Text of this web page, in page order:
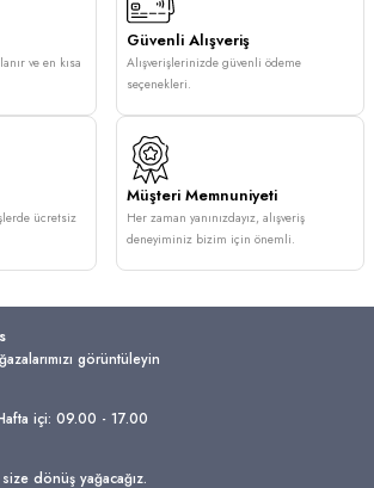
ve en kısa
Güvenli Alışveriş
Alışverişlerinizde güvenli ödeme
seçenekleri.
ücretsiz
Müşteri Memnuniyeti
Her zaman yanınızdayız, alışveriş
deneyiminiz bizim için önemli.
görüntüleyin
içi: 09.00 - 17.00
dönüş yağacağız.